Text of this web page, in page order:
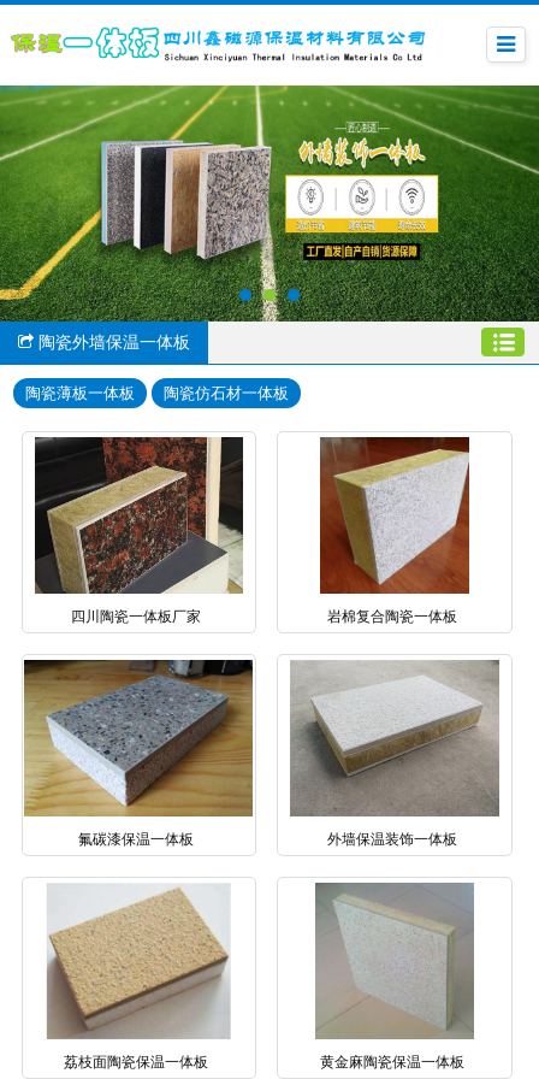
陶瓷外墙保温一体板
陶瓷薄板一体板 陶瓷仿石材一体板
四川陶瓷一体板厂家 岩棉复合陶瓷一体板
氟碳漆保温一体板 外墙保温装饰一体板
荔枝面陶瓷保温一体板 黄金麻陶瓷保温一体板